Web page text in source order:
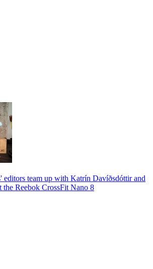
editors team up with Katrín Davíðsdóttir and
Reebok CrossFit Nano 8